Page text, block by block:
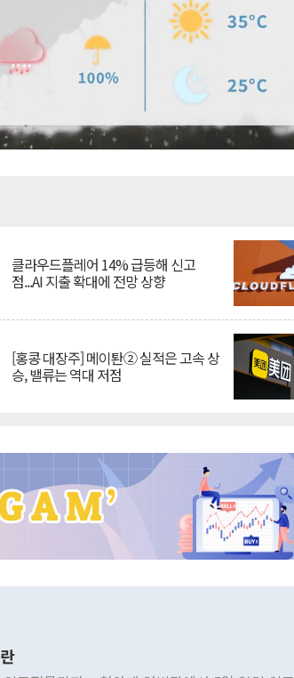
클라우드플레어 14% 급등해 신고
점...AI 지출 확대에 전망 상향
[홍콩 대장주] 메이퇀② 실적은 고속 상
승, 밸류는 역대 저점